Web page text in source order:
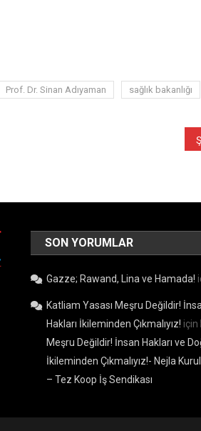
Prof. Dr. Sinan Adıyaman sağlık bakanlığı
SON YORUMLAR
Gazze; Rawand, Lina ve Hamada!
Katliam Yasası Meşru Değildir!
Hakları İkileminden Çıkmalıyız! için
Meşru Değildir! İnsan Hakları ve
İkileminden Çıkmalıyız!- Nejla
– Tez Koop İş Sendikası